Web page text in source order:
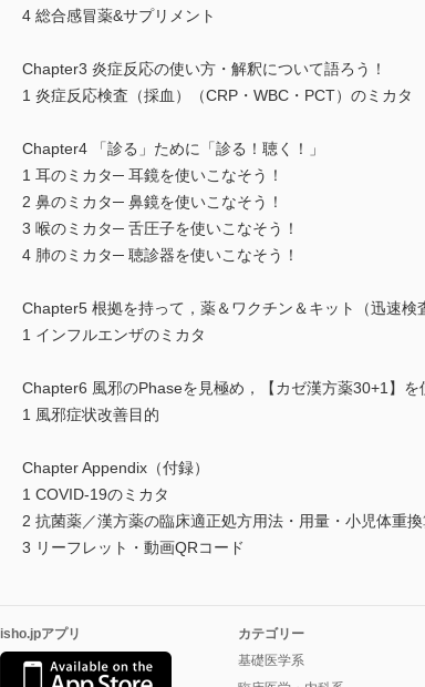
4 総合感冒薬&サプリメント
Chapter3 炎症反応の使い方・解釈について語ろう！
1 炎症反応検査（採血）（CRP・WBC・PCT）のミカタ
Chapter4 「診る」ために「診る！聴く！」
1 耳のミカタ─ 耳鏡を使いこなそう！
2 鼻のミカタ─ 鼻鏡を使いこなそう！
3 喉のミカタ─ 舌圧子を使いこなそう！
4 肺のミカタ─ 聴診器を使いこなそう！
Chapter5 根拠を持って，薬＆ワクチン＆キット（迅速検
1 インフルエンザのミカタ
Chapter6 風邪のPhaseを見極め，【カゼ漢方薬30+1】を
1 風邪症状改善目的
Chapter Appendix（付録）
1 COVID-19のミカタ
2 抗菌薬／漢方薬の臨床適正処方用法・用量・小児体重換
3 リーフレット・動画QRコード
isho.jpアプリ
カテゴリー
基礎医学系